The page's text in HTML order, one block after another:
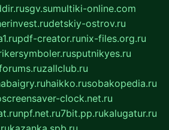
sgv.sumultiki-online.com
detskiy-ostrov.ru
pdf-creator.runix-files.org.ru
sputnikyes.ru
zallclub.ru
haikko.rusobakopedia.ru
screensaver-clock.net.ru
npf.net.ru7bit.pp.rukalugatur.ru